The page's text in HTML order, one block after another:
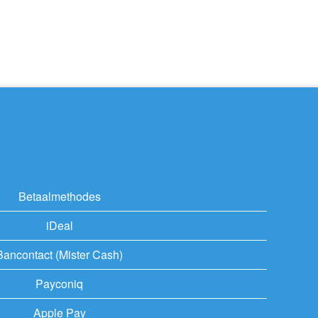
Betaalmethodes
iDeal
(Mister Cash)
Payconiq
Apple Pay